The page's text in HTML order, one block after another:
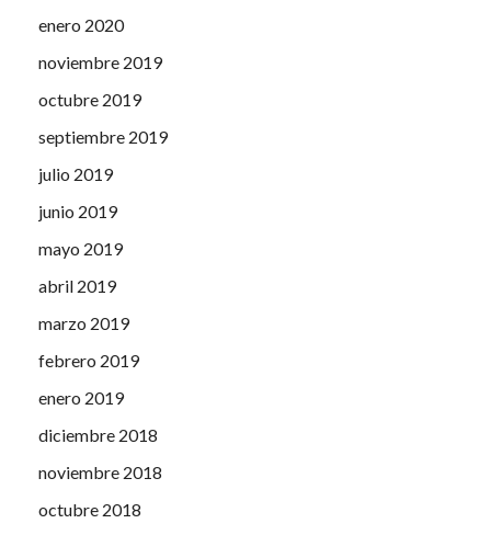
enero 2020
noviembre 2019
octubre 2019
septiembre 2019
julio 2019
junio 2019
mayo 2019
abril 2019
marzo 2019
febrero 2019
enero 2019
diciembre 2018
noviembre 2018
octubre 2018